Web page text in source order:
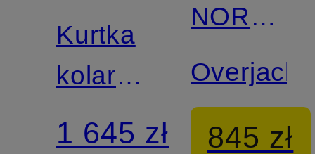
STUDIOS
Kurtka
kolarska
MECHANISM
1 645 zł
NORMAL
STUDIOS
845 zł